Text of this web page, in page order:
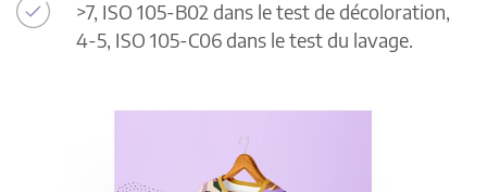
>7, ISO 105-B02 dans le test de décoloration,
4-5, ISO 105-C06 dans le test du lavage.